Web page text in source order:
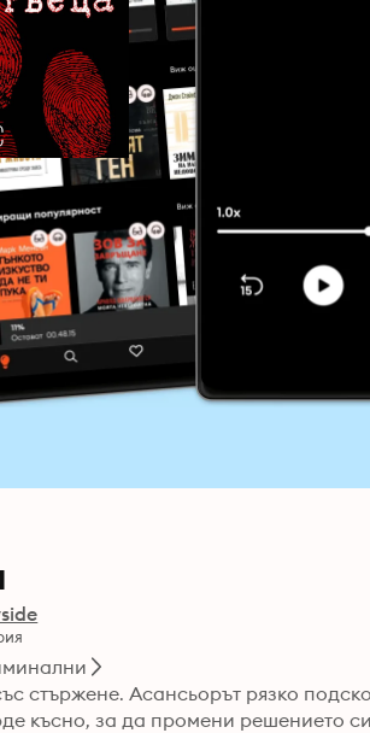
стържене. Асансьорът рязко
късно, за да промени решението